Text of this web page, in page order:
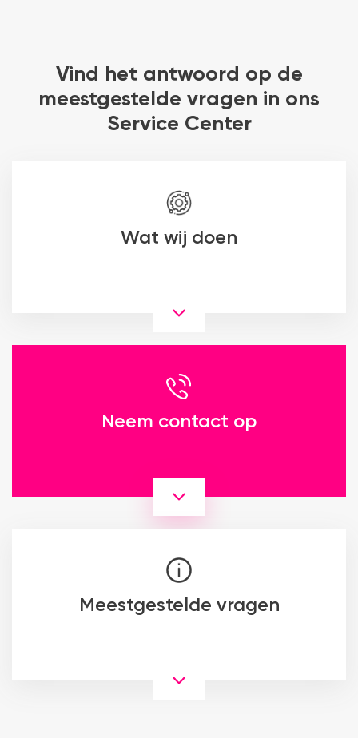
Vind het antwoord op de
meestgestelde vragen in ons
Service Center
Wat wij doen
Neem contact op
Meestgestelde vragen